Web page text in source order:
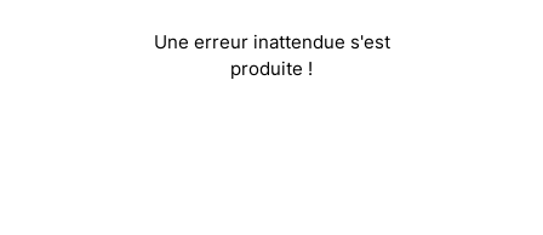
Une erreur inattendue s'est
produite !